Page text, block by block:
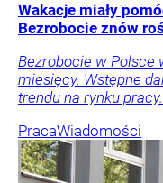
Wakacje miały
Bezrobocie znów
Bezrobocie w Polsce
miesięcy. Wstępne
trendu na rynku pracy.
PracaWiadomości